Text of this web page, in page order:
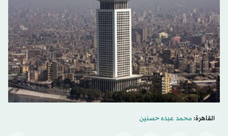
القاهرة:محمد عبده حسنين